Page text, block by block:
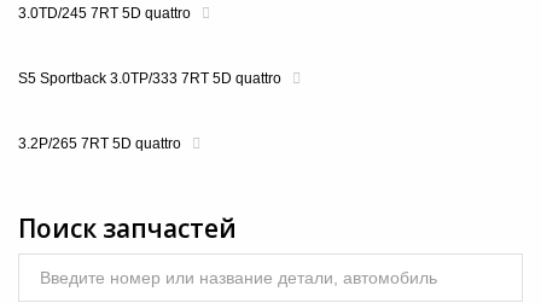
3.0TD/245 7RT 5D quattro
S5 Sportback 3.0TP/333 7RT 5D quattro
3.2P/265 7RT 5D quattro
Поиск запчастей
Введите номер или название детали, автомобиль